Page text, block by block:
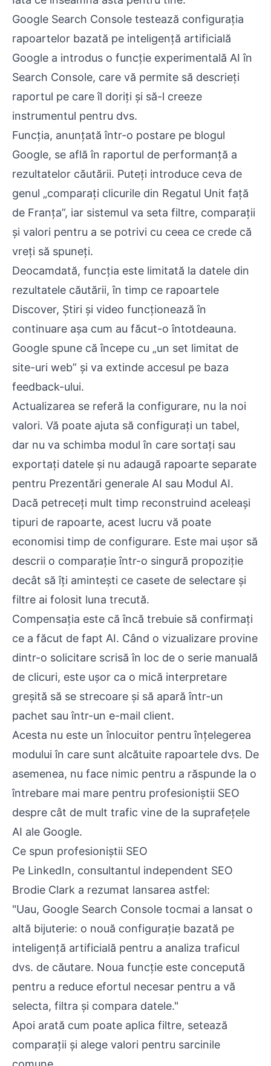
Google Search Console testează configurația
rapoartelor bazată pe inteligență artificială
Google a introdus o funcție experimentală AI în
Search Console, care vă permite să descrieți
raportul pe care îl doriți și să-l creeze
instrumentul pentru dvs.
Funcția, anunțată într-o postare pe blogul
Google, se află în raportul de performanță a
rezultatelor căutării. Puteți introduce ceva de
genul „comparați clicurile din Regatul Unit față
de Franța”, iar sistemul va seta filtre, comparații
și valori pentru a se potrivi cu ceea ce crede că
vreți să spuneți.
Deocamdată, funcția este limitată la datele din
rezultatele căutării, în timp ce rapoartele
Discover, Știri și video funcționează în
continuare așa cum au făcut-o întotdeauna.
Google spune că începe cu „un set limitat de
site-uri web” și va extinde accesul pe baza
feedback-ului.
Actualizarea se referă la configurare, nu la noi
valori. Vă poate ajuta să configurați un tabel,
dar nu va schimba modul în care sortați sau
exportați datele și nu adaugă rapoarte separate
pentru Prezentări generale AI sau Modul AI.
Dacă petreceți mult timp reconstruind aceleași
tipuri de rapoarte, acest lucru vă poate
economisi timp de configurare. Este mai ușor să
descrii o comparație într-o singură propoziție
decât să îți amintești ce casete de selectare și
filtre ai folosit luna trecută.
Compensația este că încă trebuie să confirmați
ce a făcut de fapt AI. Când o vizualizare provine
dintr-o solicitare scrisă în loc de o serie manuală
de clicuri, este ușor ca o mică interpretare
greșită să se strecoare și să apară într-un
pachet sau într-un e-mail client.
Acesta nu este un înlocuitor pentru înțelegerea
modului în care sunt alcătuite rapoartele dvs. De
asemenea, nu face nimic pentru a răspunde la o
întrebare mai mare pentru profesioniștii SEO
despre cât de mult trafic vine de la suprafețele
AI ale Google.
Ce spun profesioniștii SEO
Pe LinkedIn, consultantul independent SEO
Brodie Clark a rezumat lansarea astfel:
"Uau, Google Search Console tocmai a lansat o
altă bijuterie: o nouă configurație bazată pe
inteligență artificială pentru a analiza traficul
dvs. de căutare. Noua funcție este concepută
pentru a reduce efortul necesar pentru a vă
selecta, filtra și compara datele."
Apoi arată cum poate aplica filtre, setează
comparații și alege valori pentru sarcinile